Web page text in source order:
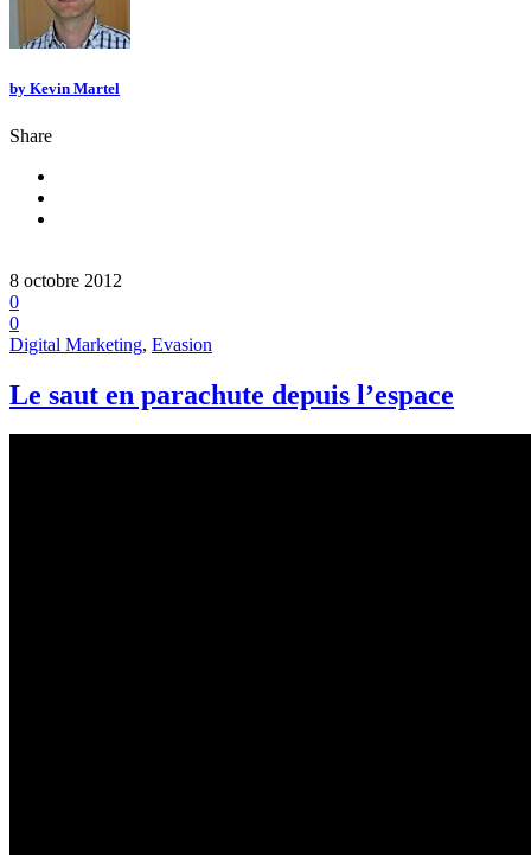
by Kevin Martel
Share
8 octobre 2012
0
0
Digital Marketing, Evasion
Le saut en parachute depuis l’espace